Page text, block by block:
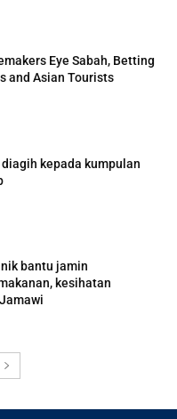
Eye Sabah, Betting
and Asian Tourists
kepada kumpulan
bantu jamin
kesihatan